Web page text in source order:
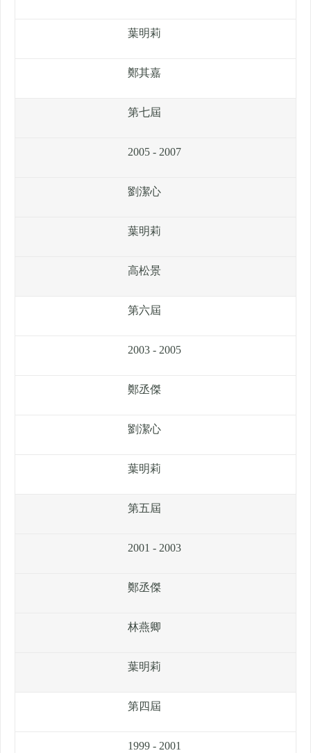
葉明莉
鄭其嘉
第七屆
2005 - 2007
劉潔心
葉明莉
高松景
第六屆
2003 - 2005
鄭丞傑
劉潔心
葉明莉
第五屆
2001 - 2003
鄭丞傑
林燕卿
葉明莉
第四屆
1999 - 2001